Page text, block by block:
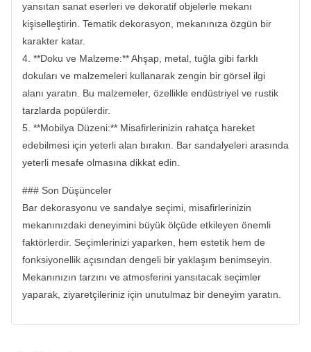
yansıtan sanat eserleri ve dekoratif objelerle mekanı
kişiselleştirin. Tematik dekorasyon, mekanınıza özgün bir
karakter katar.
4. **Doku ve Malzeme:** Ahşap, metal, tuğla gibi farklı
dokuları ve malzemeleri kullanarak zengin bir görsel ilgi
alanı yaratın. Bu malzemeler, özellikle endüstriyel ve rustik
tarzlarda popülerdir.
5. **Mobilya Düzeni:** Misafirlerinizin rahatça hareket
edebilmesi için yeterli alan bırakın. Bar sandalyeleri arasında
yeterli mesafe olmasına dikkat edin.
### Son Düşünceler
Bar dekorasyonu ve sandalye seçimi, misafirlerinizin
mekanınızdaki deneyimini büyük ölçüde etkileyen önemli
faktörlerdir. Seçimlerinizi yaparken, hem estetik hem de
fonksiyonellik açısından dengeli bir yaklaşım benimseyin.
Mekanınızın tarzını ve atmosferini yansıtacak seçimler
yaparak, ziyaretçileriniz için unutulmaz bir deneyim yaratın.